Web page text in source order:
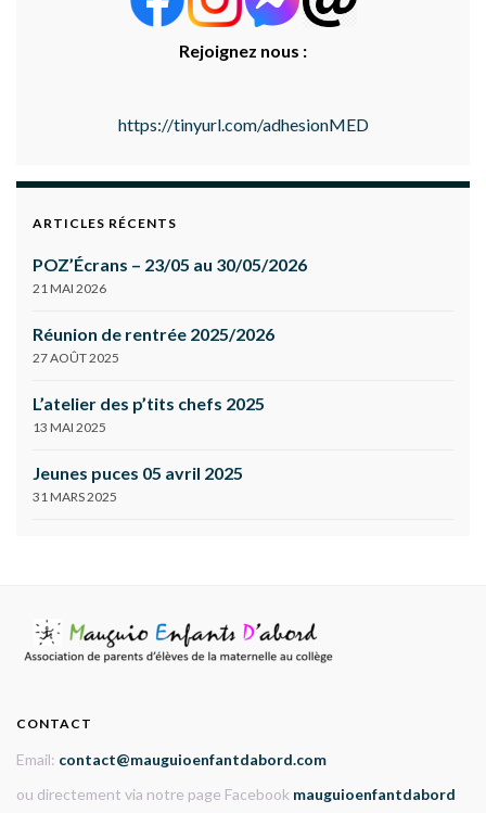
Rejoignez nous :
https://tinyurl.com/adhesionMED
ARTICLES RÉCENTS
POZ’Écrans – 23/05 au 30/05/2026
21 MAI 2026
Réunion de rentrée 2025/2026
27 AOÛT 2025
L’atelier des p’tits chefs 2025
13 MAI 2025
Jeunes puces 05 avril 2025
31 MARS 2025
CONTACT
Email: contact@mauguioenfantdabord.com
ou directement via notre page Facebook mauguioenfantdabord